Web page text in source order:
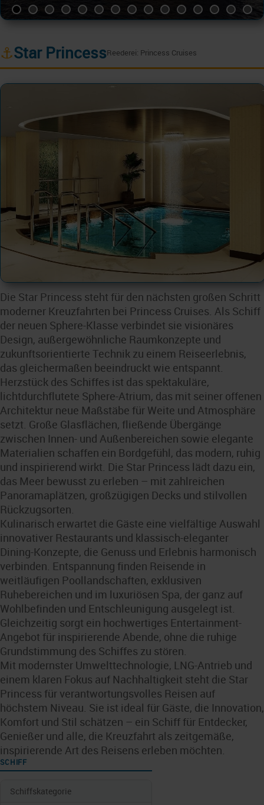
⚓Star PrincessReederei: Princess Cruises
Die Star Princess steht für den nächsten großen Schritt
moderner Kreuzfahrten bei Princess Cruises. Als Schiff
der neuen Sphere-Klasse verbindet sie visionäres
Design, außergewöhnliche Raumkonzepte und
zukunftsorientierte Technik zu einem Reiseerlebnis,
das gleichermaßen beeindruckt wie entspannt.
Herzstück des Schiffes ist das spektakuläre,
lichtdurchflutete Sphere-Atrium, das mit seiner offenen
Architektur neue Maßstäbe für Weite und Atmosphäre
setzt. Große Glasflächen, fließende Übergänge
zwischen Innen- und Außenbereichen sowie elegante
Materialien schaffen ein Bordgefühl, das modern, ruhig
und inspirierend wirkt. Die Star Princess lädt dazu ein,
das Meer bewusst zu erleben – mit zahlreichen
Panoramaplätzen, großzügigen Decks und stilvollen
Rückzugsorten.
Kulinarisch erwartet die Gäste eine vielfältige Auswahl
innovativer Restaurants und klassisch-eleganter
Dining-Konzepte, die Genuss und Erlebnis harmonisch
verbinden. Entspannung finden Reisende in
weitläufigen Poollandschaften, exklusiven
Ruhebereichen und im luxuriösen Spa, der ganz auf
Wohlbefinden und Entschleunigung ausgelegt ist.
Gleichzeitig sorgt ein hochwertiges Entertainment-
Angebot für inspirierende Abende, ohne die ruhige
Grundstimmung des Schiffes zu stören.
Mit modernster Umwelttechnologie, LNG-Antrieb und
einem klaren Fokus auf Nachhaltigkeit steht die Star
Princess für verantwortungsvolles Reisen auf
höchstem Niveau. Sie ist ideal für Gäste, die Innovation,
Komfort und Stil schätzen – ein Schiff für Entdecker,
Genießer und alle, die Kreuzfahrt als zeitgemäße,
inspirierende Art des Reisens erleben möchten.
SCHIFF
Schiffskategorie